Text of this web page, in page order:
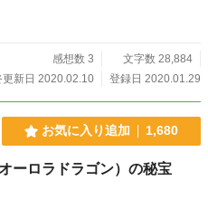
感想数 3
文字数 28,884
更新日 2020.02.10
登録日 2020.01.29
お気に入り追加 1,680
ーロラドラゴン）の秘宝